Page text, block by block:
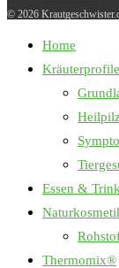
© 2026
Home
Essen &
Thermomix®